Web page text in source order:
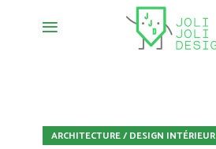
ARCHITECTURE / DESIGN INTÉRIEUR